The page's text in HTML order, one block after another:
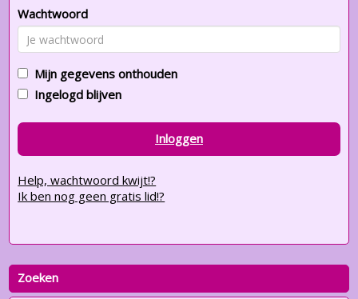
Wachtwoord
Mijn gegevens onthouden
Ingelogd blijven
Inloggen
Help, wachtwoord kwijt!?
Ik ben nog geen gratis lid!?
Zoeken